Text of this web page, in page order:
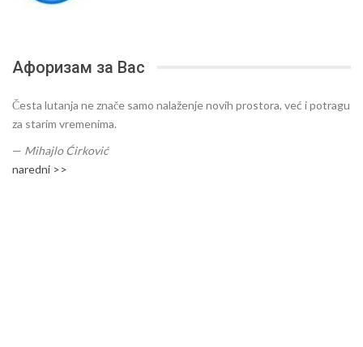
Афоризам за Вас
Česta lutanja ne znače samo nalaženje novih prostora, već i potragu
za starim vremenima.
— Mihajlo Ćirković
naredni >>